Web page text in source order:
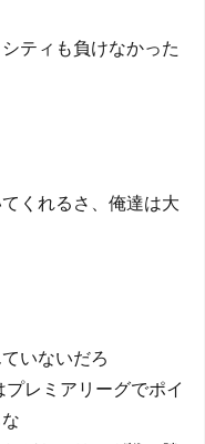
ティも負けなかった
くれるさ、俺達は大
いないだろ
レミアリーグでポイ